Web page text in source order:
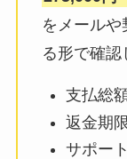
をメールや
る形で確認
支払総
返金期
サポー